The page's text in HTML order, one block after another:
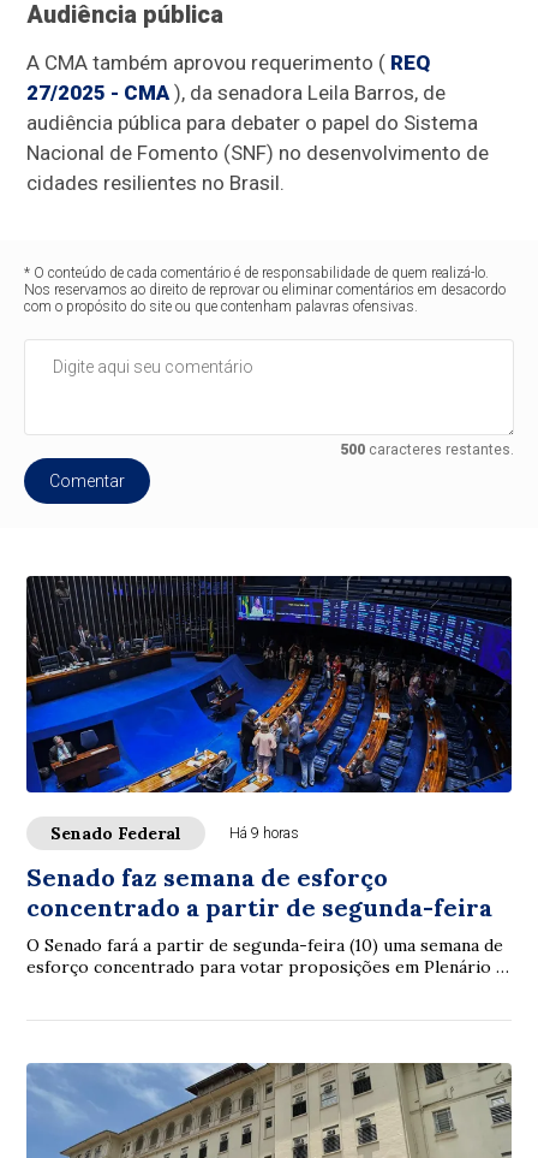
Audiência pública
A CMA também aprovou requerimento ( REQ
27/2025 - CMA ), da senadora Leila Barros, de
audiência pública para debater o papel do Sistema
Nacional de Fomento (SNF) no desenvolvimento de
cidades resilientes no Brasil.
* O conteúdo de cada comentário é de responsabilidade de quem realizá-lo.
Nos reservamos ao direito de reprovar ou eliminar comentários em desacordo
com o propósito do site ou que contenham palavras ofensivas.
500caracteres restantes.
Comentar
Senado Federal Há 9 horas
Senado faz semana de esforço
concentrado a partir de segunda-feira
O Senado fará a partir de segunda-feira (10) uma semana de
esforço concentrado para votar proposições em Plenário e